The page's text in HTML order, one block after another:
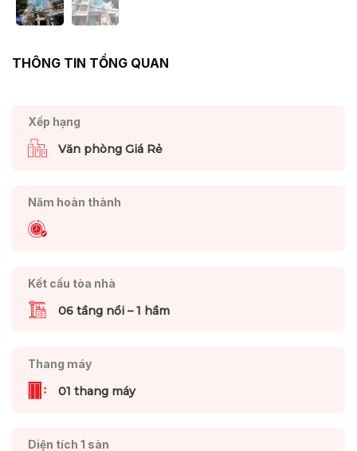
THÔNG TIN TỔNG QUAN
Xếp hạng
Văn phòng Giá Rẻ
Năm hoàn thành
Kết cấu tòa nhà
06 tầng nổi – 1 hầm
Thang máy
01 thang máy
Diện tích 1 sàn